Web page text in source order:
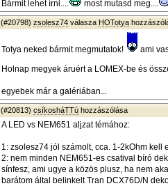
Bármit lehet írni.... most mutasd meg....
(#20798) zsolesz74 válasza HOTotya
Totya neked bármit megmutatok!
ami
Holnap megyek áruért a LOMEX-be és
egyebek már a galériában...
(#20813) csíkosháTTú hozzászólása
A LED vs NEM651 aljzat témához:
1: zsolesz74 jól számolt, cca. 1-2kOhm kell
2: nem minden NEM651-es csatival bíró
sínfesz, ami ugye a közös plusz, ha nem
barátom által belinkelt Tran DCX76D/N